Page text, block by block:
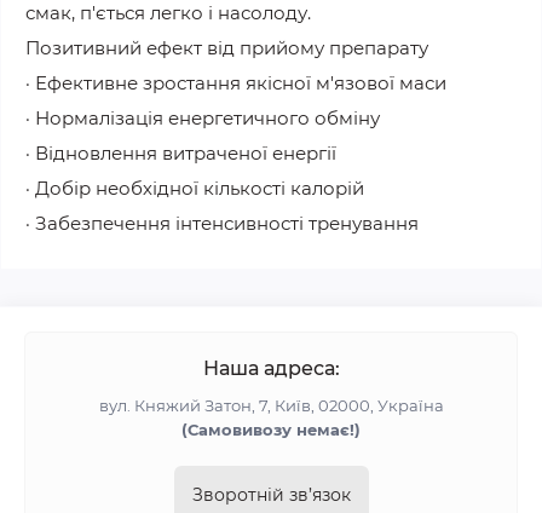
смак, п'ється легко і насолоду.
Позитивний ефект від прийому препарату
· Ефективне зростання якісної м'язової маси
· Нормалізація енергетичного обміну
· Відновлення витраченої енергії
· Добір необхідної кількості калорій
· Забезпечення інтенсивності тренування
Наша адреса:
вул. Княжий Затон, 7, Київ, 02000, Україна
(Самовивозу немає!)
Зворотній зв’язок